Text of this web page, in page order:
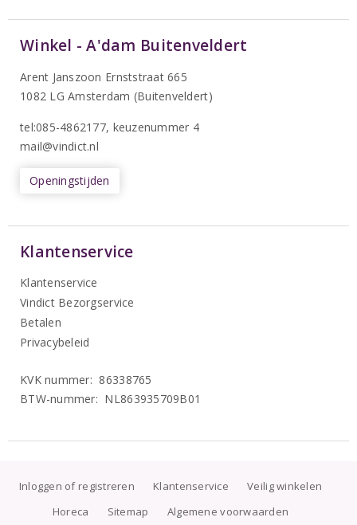
Winkel - A'dam Buitenveldert
Arent Janszoon Ernststraat 665
1082 LG Amsterdam (Buitenveldert)
tel:085-4862177, keuzenummer 4
mail@vindict.nl
Openingstijden
Klantenservice
Klantenservice
Vindict Bezorgservice
Betalen
Privacybeleid
KVK nummer: 86338765
BTW-nummer: NL863935709B01
Inloggen of registreren Klantenservice
Veilig winkelen
Horeca
Sitemap Algemene voorwaarden